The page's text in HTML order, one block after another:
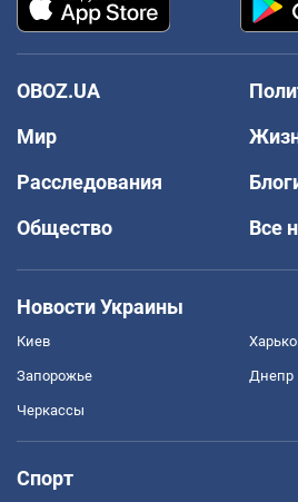
OBOZ.UA
Мир
Расследования
Общество
Все
Новости Украины
Киев
Запорожье Днепр
Черкассы
Спорт